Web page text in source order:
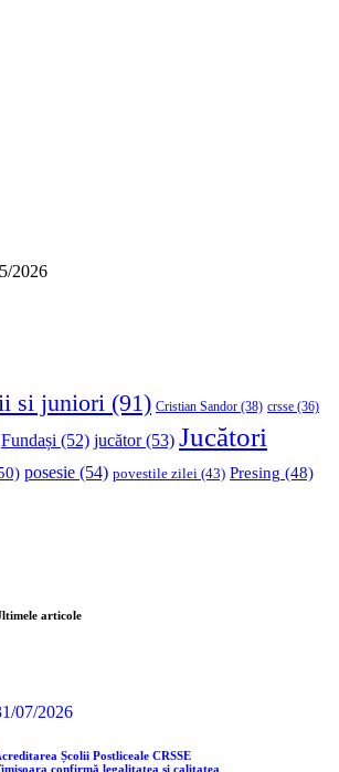
2026
si juniori (91) Cristian Sandor (38) crsse (36)
Fundași (52) jucător(53) Jucători
posesie (54) povestile zilei (43) Presing (48)
articole
07/2026
Școlii Postliceale CRSSE
confirmă legalitatea și calitatea